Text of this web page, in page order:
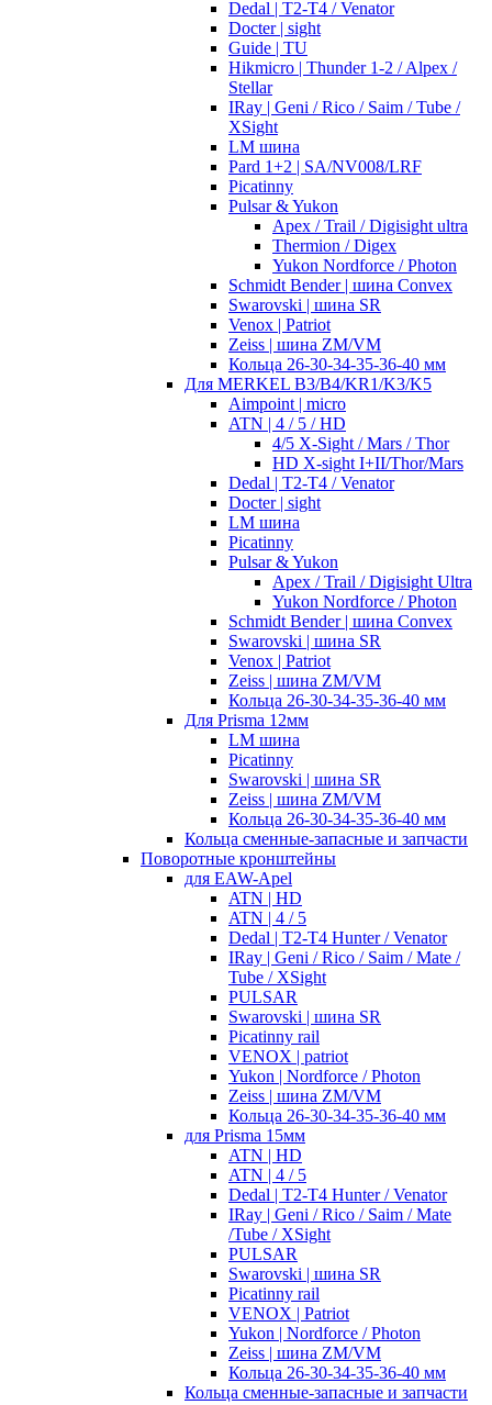
Dedal | T2-T4 / Venator
Docter | sight
Guide | TU
Hikmicro | Thunder 1-2 / Alpex /
Stellar
IRay | Geni / Rico / Saim / Tube /
XSight
LM шина
Pard 1+2 | SA/NV008/LRF
Picatinny
Pulsar & Yukon
Apex / Trail / Digisight ultra
Thermion / Digex
Yukon Nordforce / Photon
Schmidt Bender | шина Convex
Swarovski | шина SR
Venox | Patriot
Zeiss | шина ZM/VM
Кольца 26-30-34-35-36-40 мм
Для MERKEL B3/B4/KR1/K3/K5
Aimpoint | micro
ATN | 4 / 5 / HD
4/5 X-Sight / Mars / Thor
HD X-sight I+II/Thor/Mars
Dedal | T2-T4 / Venator
Docter | sight
LM шина
Picatinny
Pulsar & Yukon
Apex / Trail / Digisight Ultra
Yukon Nordforce / Photon
Schmidt Bender | шина Convex
Swarovski | шина SR
Venox | Patriot
Zeiss | шина ZM/VM
Кольца 26-30-34-35-36-40 мм
Для Prisma 12мм
LM шина
Picatinny
Swarovski | шина SR
Zeiss | шина ZM/VM
Кольца 26-30-34-35-36-40 мм
Кольца сменные-запасные и запчасти
Поворотные кронштейны
для EAW-Apel
ATN | HD
ATN | 4 / 5
Dedal | T2-T4 Hunter / Venator
IRay | Geni / Rico / Saim / Mate /
Tube / XSight
PULSAR
Swarovski | шина SR
Picatinny rail
VENOX | patriot
Yukon | Nordforce / Photon
Zeiss | шина ZM/VM
Кольца 26-30-34-35-36-40 мм
для Prisma 15мм
ATN | HD
ATN | 4 / 5
Dedal | T2-T4 Hunter / Venator
IRay | Geni / Rico / Saim / Mate
/Tube / XSight
PULSAR
Swarovski | шина SR
Picatinny rail
VENOX | Patriot
Yukon | Nordforce / Photon
Zeiss | шина ZM/VM
Кольца 26-30-34-35-36-40 мм
Кольца сменные-запасные и запчасти